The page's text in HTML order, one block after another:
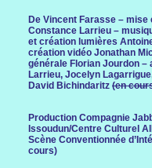
De Vincent Farasse –
Constance Larrieu –
et création lumières
création vidéo Jonathan
générale Florian Jourdon –
Larrieu, Jocelyn
David Bichindaritz (en
Production Compagnie
Issoudun/Centre Culturel
Scène Conventionnée
cours)